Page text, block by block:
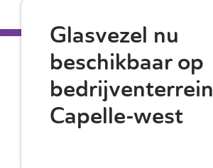
Glasvezel nu
beschikbaar op
bedrijventerrein
Capelle-west